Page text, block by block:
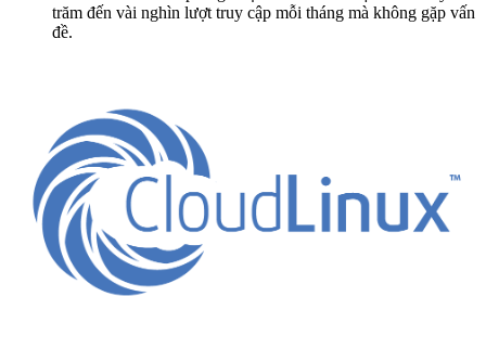
trăm đến vài nghìn lượt truy cập mỗi tháng mà không gặp vấn
đề.